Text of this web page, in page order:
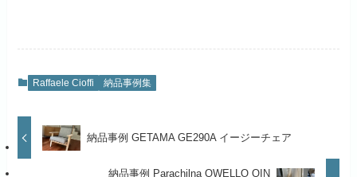
Raffaele Cioffi 納品事例集
納品事例 GETAMA GE290A イージーチェア
納品事例 Parachilna QWELLO QIN